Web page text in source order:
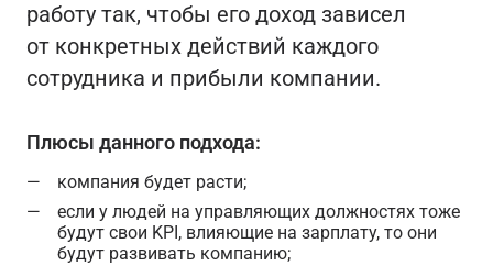
работу так, чтобы его доход зависел
от конкретных действий каждого
сотрудника и прибыли компании.
Плюсы данного подхода:
компания будет расти;
если у людей на управляющих должностях тоже
будут свои KPI, влияющие на зарплату, то они
будут развивать компанию;